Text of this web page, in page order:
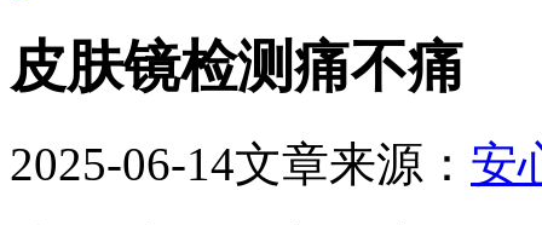
皮肤镜检测痛不痛
2025-06-14文章来源： 安